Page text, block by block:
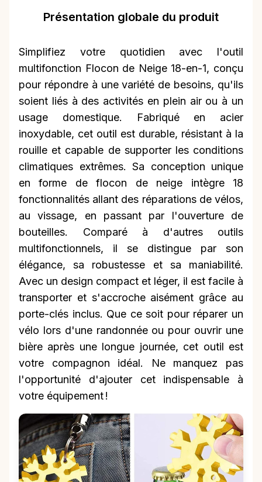
Présentation globale du produit
Simplifiez votre quotidien avec l'outil
multifonction Flocon de Neige 18-en-1, conçu
pour répondre à une variété de besoins, qu'ils
soient liés à des activités en plein air ou à un
usage domestique. Fabriqué en acier
inoxydable, cet outil est durable, résistant à la
rouille et capable de supporter les conditions
climatiques extrêmes. Sa conception unique
en forme de flocon de neige intègre 18
fonctionnalités allant des réparations de vélos,
au vissage, en passant par l'ouverture de
bouteilles. Comparé à d'autres outils
multifonctionnels, il se distingue par son
élégance, sa robustesse et sa maniabilité.
Avec un design compact et léger, il est facile à
transporter et s'accroche aisément grâce au
porte-clés inclus. Que ce soit pour réparer un
vélo lors d'une randonnée ou pour ouvrir une
bière après une longue journée, cet outil est
votre compagnon idéal. Ne manquez pas
l'opportunité d'ajouter cet indispensable à
votre équipement !